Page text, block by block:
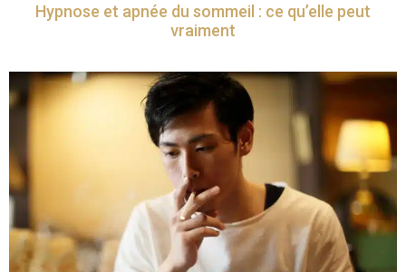
Hypnose et apnée du sommeil : ce qu’elle peut
vraiment